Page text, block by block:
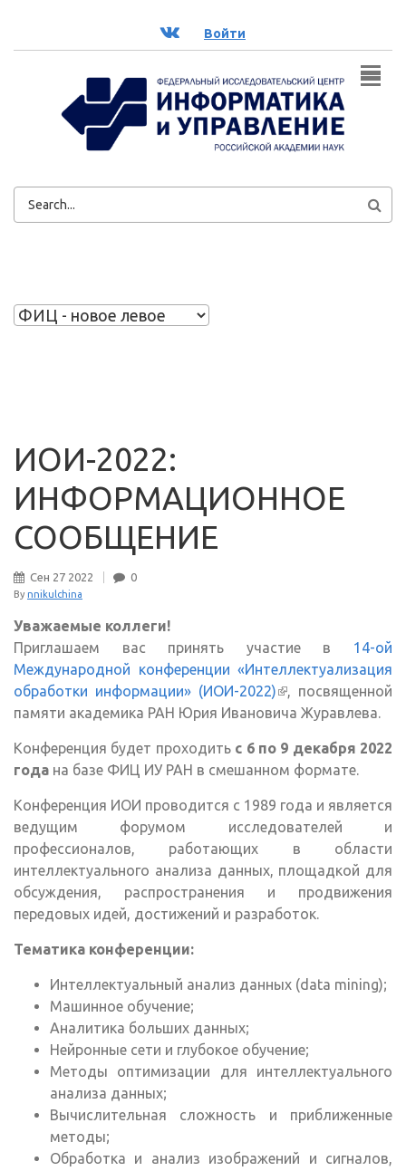
ВК Войти
ФОРМА
ИОИ-2022:
ИНФОРМАЦИОННОЕ
СООБЩЕНИЕ
Сен 27 2022 0
By nnikulchina
Уважаемые коллеги!
Приглашаем вас принять участие в 14-ой
Международной конференции «Интеллектуализация
обработки информации» (ИОИ-2022)(внешняя
ссылка)
, посвященной
памяти академика РАН Юрия Ивановича Журавлева.
Конференция будет проходить с 6 по 9 декабря 2022
года на базе ФИЦ ИУ РАН в смешанном формате.
Конференция ИОИ проводится с 1989 года и является
ведущим форумом исследователей и
профессионалов, работающих в области
интеллектуального анализа данных, площадкой для
обсуждения, распространения и продвижения
передовых идей, достижений и разработок.
Тематика конференции:
Интеллектуальный анализ данных (data mining);
Машинное обучение;
Аналитика больших данных;
Нейронные сети и глубокое обучение;
Методы оптимизации для интеллектуального
анализа данных;
Вычислительная сложность и приближенные
методы;
Обработка и анализ изображений и сигналов,